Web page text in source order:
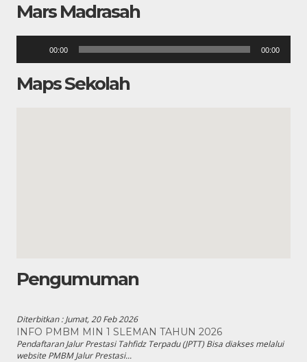
Mars Madrasah
00:00 00:00
Maps Sekolah
Pengumuman
Diterbitkan :Jumat, 20 Feb 2026
INFO PMBM MIN 1 SLEMAN TAHUN 2026
Pendaftaran Jalur Prestasi Tahfidz Terpadu (JPTT) Bisa diakses melalui
website PMBM Jalur Prestasi...